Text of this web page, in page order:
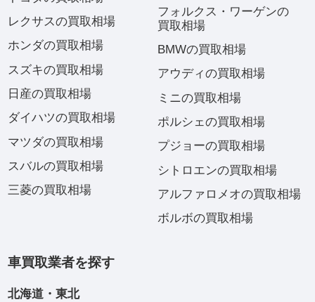
レクサスの買取相場
ホンダの買取相場
スズキの買取相場
日産の買取相場
ダイハツの買取相場
マツダの買取相場
スバルの買取相場
三菱の買取相場
フォルクス・ワーゲンの
買取相場
BMWの買取相場
アウディの買取相場
ミニの買取相場
ポルシェの買取相場
プジョーの買取相場
シトロエンの買取相場
アルファロメオの買取相場
ボルボの買取相場
車買取業者を探す
北海道・東北